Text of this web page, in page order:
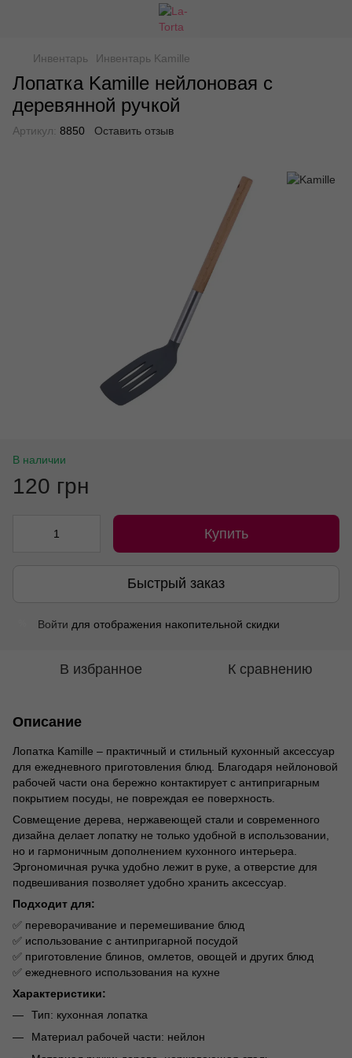
Инвентарь Инвентарь Kamille
Лопатка Kamille нейлоновая с
деревянной ручкой
Артикул: 8850 Оставить отзыв
В наличии
120 грн
Купить
Быстрый заказ
Войти для отображения накопительной скидки
В избранное К сравнению
Описание
Лопатка Kamille – практичный и стильный кухонный аксессуар
для ежедневного приготовления блюд. Благодаря нейлоновой
рабочей части она бережно контактирует с антипригарным
покрытием посуды, не повреждая ее поверхность.
Совмещение дерева, нержавеющей стали и современного
дизайна делает лопатку не только удобной в использовании,
но и гармоничным дополнением кухонного интерьера.
Эргономичная ручка удобно лежит в руке, а отверстие для
подвешивания позволяет удобно хранить аксессуар.
Подходит для:
✅ переворачивание и перемешивание блюд
✅ использование с антипригарной посудой
✅ приготовление блинов, омлетов, овощей и других блюд
✅ ежедневного использования на кухне
Характеристики:
Тип: кухонная лопатка
Материал рабочей части: нейлон